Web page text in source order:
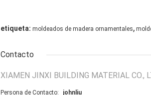
etiqueta: moldeados de madera ornamentales,
Contacto
XIAMEN JINXI BUILDING MATERIAL CO.,
Persona de Contacto: johnliu